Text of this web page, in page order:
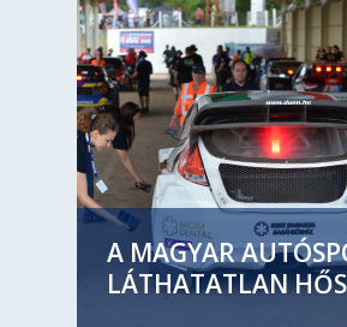
A MAGYAR
LÁTHATATLAN